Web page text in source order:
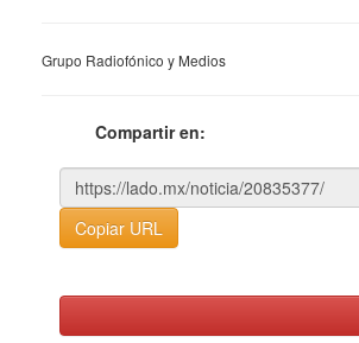
Grupo Radiofónico y Medios
Compartir en:
Copiar URL